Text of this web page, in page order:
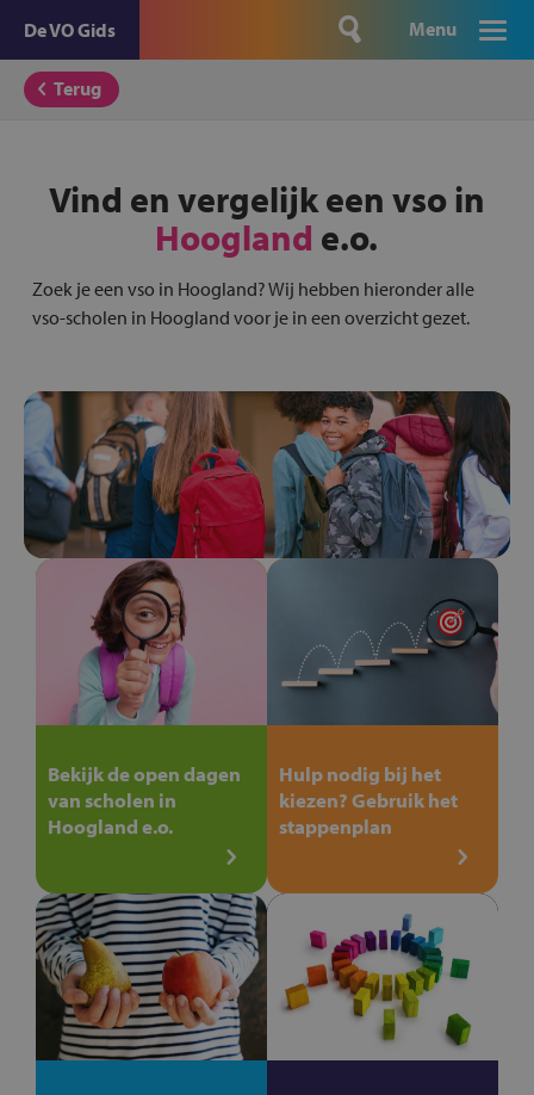
De VO Gids Menu
Terug
Vind en vergelijk een vso in
Hoogland e.o.
Zoek je een vso in Hoogland? Wij hebben hieronder alle
vso-scholen in Hoogland voor je in een overzicht gezet.
Bekijk de open dagen
van scholen in
Hoogland e.o.
Hulp nodig bij het
kiezen? Gebruik het
stappenplan